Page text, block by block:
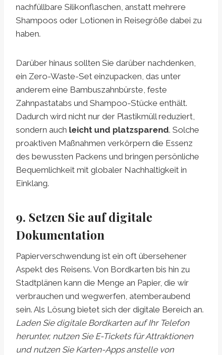
nachfüllbare Silikonflaschen, anstatt mehrere
Shampoos oder Lotionen in Reisegröße dabei zu
haben.
Darüber hinaus sollten Sie darüber nachdenken,
ein Zero-Waste-Set einzupacken, das unter
anderem eine Bambuszahnbürste, feste
Zahnpastatabs und Shampoo-Stücke enthält.
Dadurch wird nicht nur der Plastikmüll reduziert,
sondern auch leicht und platzsparend. Solche
proaktiven Maßnahmen verkörpern die Essenz
des bewussten Packens und bringen persönliche
Bequemlichkeit mit globaler Nachhaltigkeit in
Einklang.
9. Setzen Sie auf digitale
Dokumentation
Papierverschwendung ist ein oft übersehener
Aspekt des Reisens. Von Bordkarten bis hin zu
Stadtplänen kann die Menge an Papier, die wir
verbrauchen und wegwerfen, atemberaubend
sein. Als Lösung bietet sich der digitale Bereich an.
Laden Sie digitale Bordkarten auf Ihr Telefon
herunter, nutzen Sie E-Tickets für Attraktionen
und nutzen Sie Karten-Apps anstelle von